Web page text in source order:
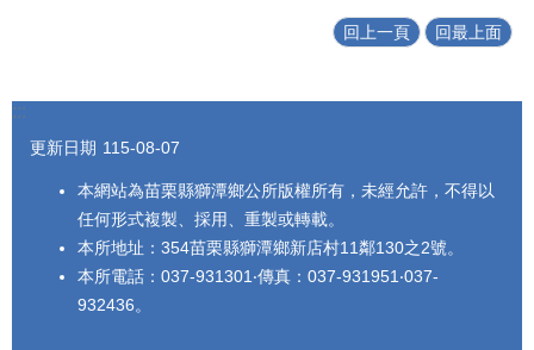
回上一頁 回最上面
:::
更新日期 115-08-07
本網站為苗栗縣獅潭鄉公所版權所有，未經允許，不得以
任何形式複製、採用、重製或轉載。
本所地址：354苗栗縣獅潭鄉新店村11鄰130之2號。
本所電話：037-931301‧傳真：037-931951‧037-
932436。